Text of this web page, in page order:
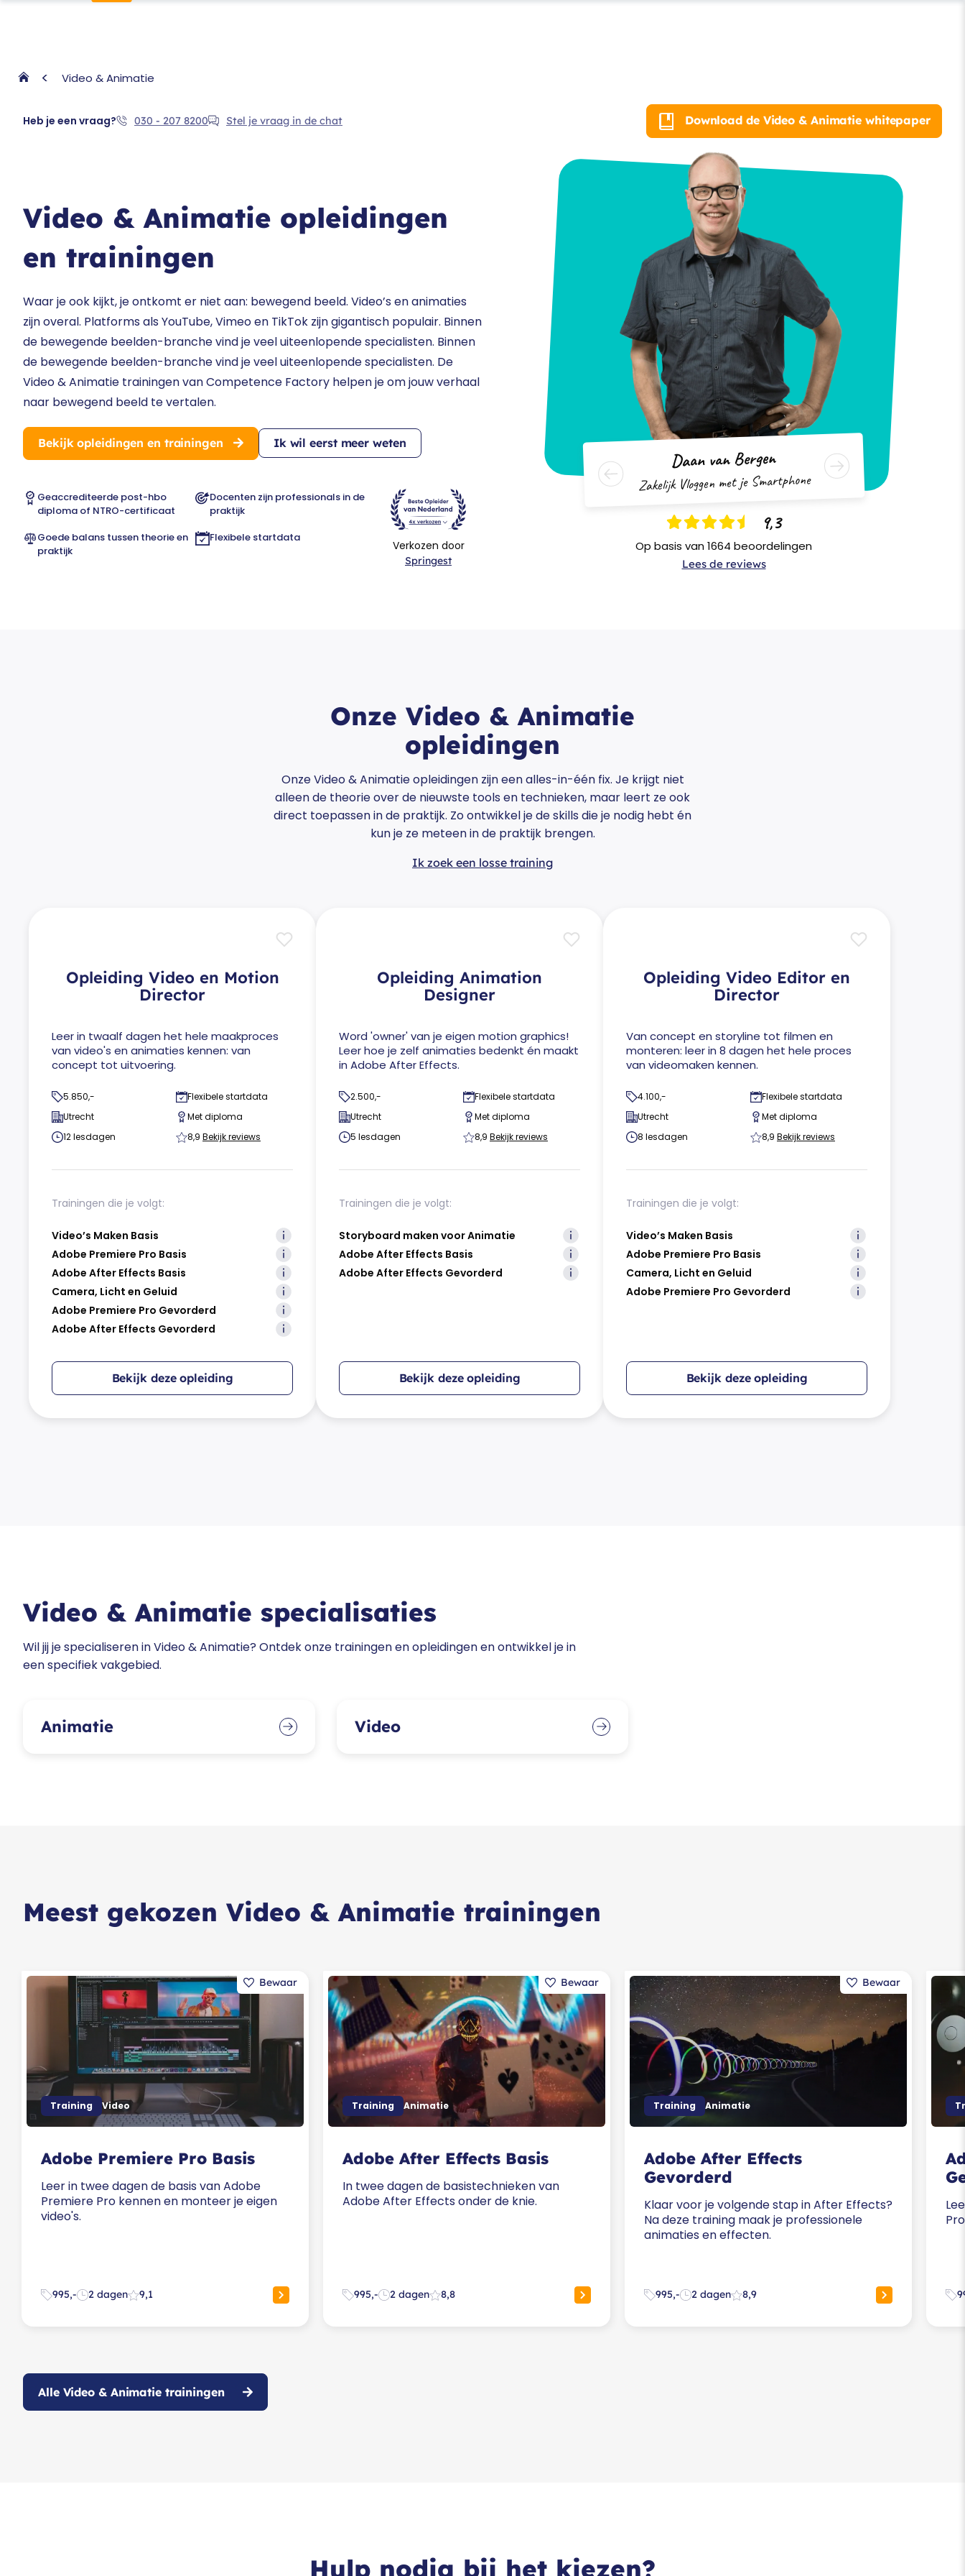
Video & Animatie
Heb je een vraag? 030 - 207 8200 Stel je vraag in de chat Download de Video & Animatie whitepaper
Video & Animatie opleidingen
en trainingen
Waar je ook kijkt, je ontkomt er niet aan: bewegend beeld. Video’s en animaties
zijn overal. Platforms als YouTube, Vimeo en TikTok zijn gigantisch populair. Binnen
de bewegende beelden-branche vind je veel uiteenlopende specialisten. Binnen
de bewegende beelden-branche vind je veel uiteenlopende specialisten. De
Video & Animatie trainingen van Competence Factory helpen je om jouw verhaal
naar bewegend beeld te vertalen.
Bekijk opleidingen en trainingen Ik wil eerst meer weten
Geaccrediteerde post-hbo
diploma of NTRO-certificaat
Docenten zijn professionals in de
praktijk
Goede balans tussen theorie en
praktijk
Flexibele startdata
Verkozen door
Springest
Daan van Bergen
Zakelijk Vloggen met je Smartphone
9,3
Op basis van 1664 beoordelingen
Lees de reviews
Onze Video & Animatie
opleidingen
Onze Video & Animatie opleidingen zijn een alles-in-één fix. Je krijgt niet
alleen de theorie over de nieuwste tools en technieken, maar leert ze ook
direct toepassen in de praktijk. Zo ontwikkel je de skills die je nodig hebt én
kun je ze meteen in de praktijk brengen.
Ik zoek een losse training
Opleiding Video en Motion
Director
Leer in twaalf dagen het hele maakproces
van video's en animaties kennen: van
concept tot uitvoering.
5.850,-
Flexibele startdata
Utrecht
Met diploma
12 lesdagen
8,9 Bekijk reviews
Trainingen die je volgt:
Video’s Maken Basis
Adobe Premiere Pro Basis
Adobe After Effects Basis
Camera, Licht en Geluid
Adobe Premiere Pro Gevorderd
Adobe After Effects Gevorderd
Bekijk deze opleiding
Opleiding Animation
Designer
Word 'owner' van je eigen motion graphics!
Leer hoe je zelf animaties bedenkt én maakt
in Adobe After Effects.
2.500,-
Flexibele startdata
Utrecht
Met diploma
5 lesdagen
8,9 Bekijk reviews
Trainingen die je volgt:
Storyboard maken voor Animatie
Adobe After Effects Basis
Adobe After Effects Gevorderd
Bekijk deze opleiding
Opleiding Video Editor en
Director
Van concept en storyline tot filmen en
monteren: leer in 8 dagen het hele proces
van videomaken kennen.
4.100,-
Flexibele startdata
Utrecht
Met diploma
8 lesdagen
8,9 Bekijk reviews
Trainingen die je volgt:
Video’s Maken Basis
Adobe Premiere Pro Basis
Camera, Licht en Geluid
Adobe Premiere Pro Gevorderd
Bekijk deze opleiding
Video & Animatie specialisaties
Wil jij je specialiseren in Video & Animatie? Ontdek onze trainingen en opleidingen en ontwikkel je in
een specifiek vakgebied.
Animatie Video
Meest gekozen Video & Animatie trainingen
Training Video
Adobe Premiere Pro Basis
Leer in twee dagen de basis van Adobe
Premiere Pro kennen en monteer je eigen
video's.
995,- 2 dagen 9,1
Training Animatie
Adobe After Effects Basis
In twee dagen de basistechnieken van
Adobe After Effects onder de knie.
995,- 2 dagen 8,8
Training Animatie
Adobe After Effects
Gevorderd
Klaar voor je volgende stap in After Effects?
Na deze training maak je professionele
animaties en effecten.
995,- 2 dagen 8,9
Alle Video & Animatie trainingen
Hulp nodig bij het kiezen?